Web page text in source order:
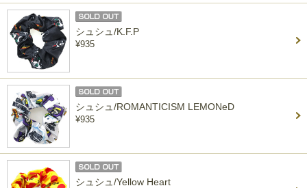
シュシュ/K.F.P
¥935
シュシュ/ROMANTICISM LEMONeD
¥935
シュシュ/Yellow Heart